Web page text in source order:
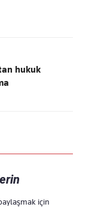
hukuk
için